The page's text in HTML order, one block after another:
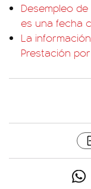
Desempleo
es una fecha
La
Prestación